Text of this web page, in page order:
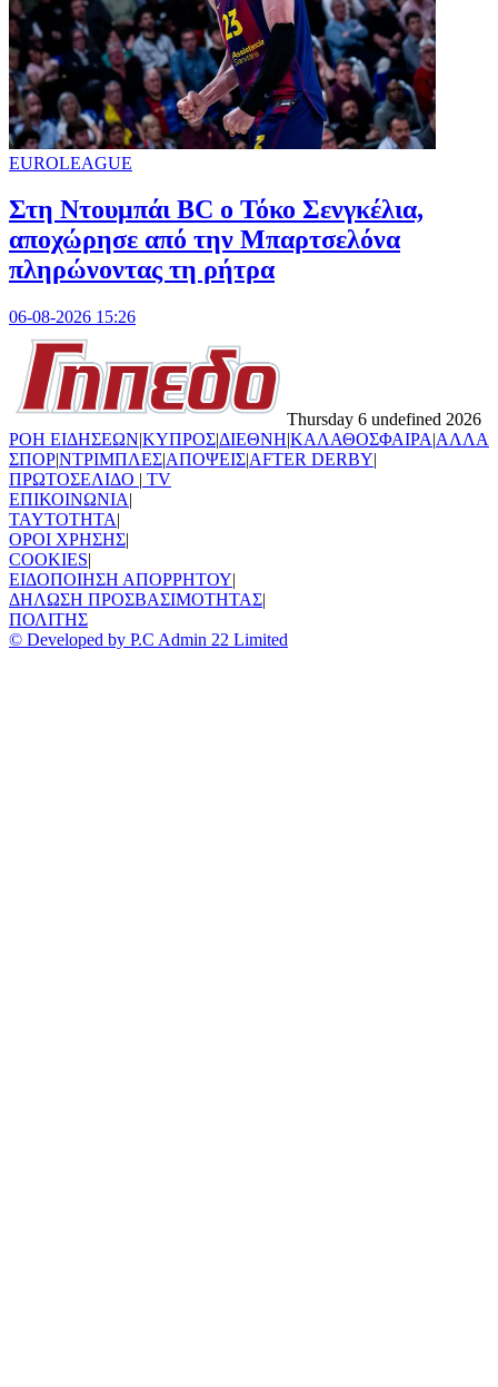
EUROLEAGUE
Στη Nτουμπάι BC ο Τόκο Σενγκέλια,
αποχώρησε από την Μπαρτσελόνα
πληρώνοντας τη ρήτρα
06-08-2026 15:26
Thursday 6 undefined 2026
ΡΟΗ ΕΙΔΗΣΕΩΝ|ΚΥΠΡΟΣ|ΔΙΕΘΝΗ|ΚΑΛΑΘΟΣΦΑΙΡΑ|ΑΛΛΑ
ΣΠΟΡ|ΝΤΡΙΜΠΛΕΣ|ΑΠΟΨΕΙΣ|AFTER DERBY|
ΠΡΩΤΟΣΕΛΙΔΟ | TV
ΕΠΙΚΟΙΝΩΝΙΑ|
TAYTOTHTA|
ΟΡΟΙ ΧΡΗΣΗΣ|
COOKIES|
ΕΙΔΟΠΟΙΗΣΗ ΑΠΟΡΡΗΤΟΥ|
ΔΗΛΩΣΗ ΠΡΟΣΒΑΣΙΜΟΤΗΤΑΣ|
ΠΟΛΙΤΗΣ
© Developed by P.C Admin 22 Limited